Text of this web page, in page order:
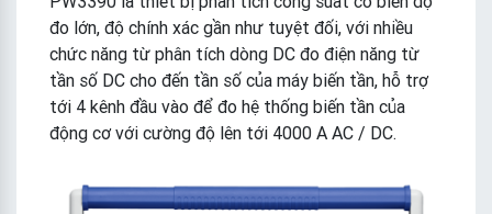
đo lớn, độ chính xác gần như tuyệt đối, với nhiều
chức năng từ phân tích dòng DC đo điện năng từ
tần số DC cho đến tần số của máy biến tần, hỗ trợ
tới 4 kênh đầu vào để đo hệ thống biến tần của
động cơ với cường độ lên tới 4000 A AC / DC.